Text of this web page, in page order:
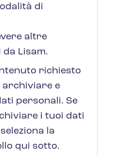
di
altre
Lisam.
richiesto
archiviare e
personali. Se
i tuoi dati
la
qui sotto.